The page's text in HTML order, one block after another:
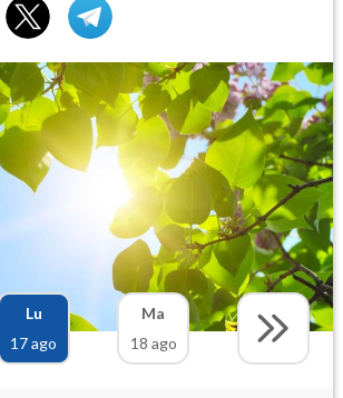
Lu
17 ago
Ma
18 ago